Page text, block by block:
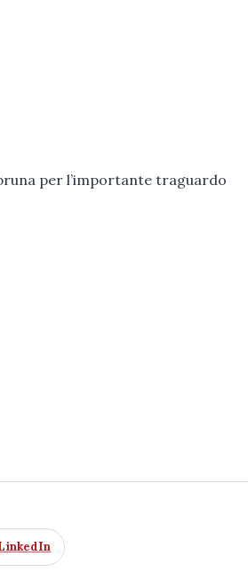
per l’importante traguardo